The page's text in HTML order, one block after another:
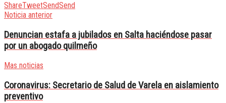
ShareTweetSendSend
Noticia anterior
Denuncian estafa a jubilados en Salta haciéndose pasar
por un abogado quilmeño
Mas noticias
Coronavirus: Secretario de Salud de Varela en aislamiento
preventivo